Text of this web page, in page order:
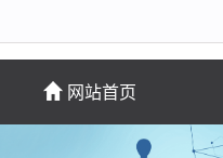
网站首页